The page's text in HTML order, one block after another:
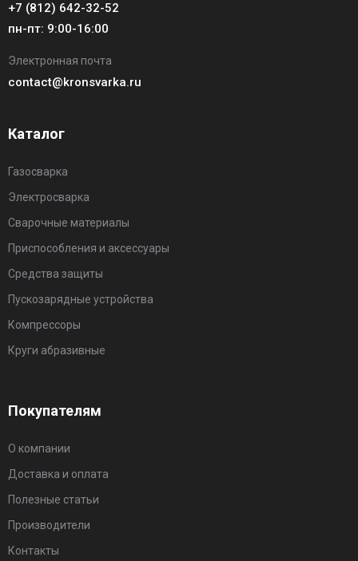
+7 (812) 642-32-52
пн-пт: 9:00-16:00
Электронная почта
contact@kronsvarka.ru
Каталог
Газосварка
Электросварка
Сварочные материалы
Приспособления и аксессуары
Средства защиты
Пускозарядные устройства
Компрессоры
Круги абразивные
Покупателям
О компании
Доставка и оплата
Полезные статьи
Производители
Контакты